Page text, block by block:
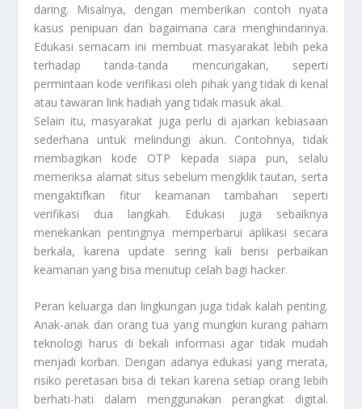
daring. Misalnya, dengan memberikan contoh nyata
kasus penipuan dan bagaimana cara menghindarinya.
Edukasi semacam ini membuat masyarakat lebih peka
terhadap tanda-tanda mencurigakan, seperti
permintaan kode verifikasi oleh pihak yang tidak di kenal
atau tawaran link hadiah yang tidak masuk akal.
Selain itu, masyarakat juga perlu di ajarkan kebiasaan
sederhana untuk melindungi akun. Contohnya, tidak
membagikan kode OTP kepada siapa pun, selalu
memeriksa alamat situs sebelum mengklik tautan, serta
mengaktifkan fitur keamanan tambahan seperti
verifikasi dua langkah. Edukasi juga sebaiknya
menekankan pentingnya memperbarui aplikasi secara
berkala, karena update sering kali berisi perbaikan
keamanan yang bisa menutup celah bagi hacker.
Peran keluarga dan lingkungan juga tidak kalah penting.
Anak-anak dan orang tua yang mungkin kurang paham
teknologi harus di bekali informasi agar tidak mudah
menjadi korban. Dengan adanya edukasi yang merata,
risiko peretasan bisa di tekan karena setiap orang lebih
berhati-hati dalam menggunakan perangkat digital.